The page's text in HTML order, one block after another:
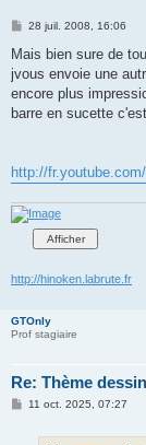
M
s
a
g
28 juil. 2008, 16:06
Mais bien sure de
jvous envoie une
encore plus
barre en sucette
http://
http://hinoken.labrute.fr
GTOnly
Prof stagiaire
Re: Thème
M11 oct. 2025, 07:27